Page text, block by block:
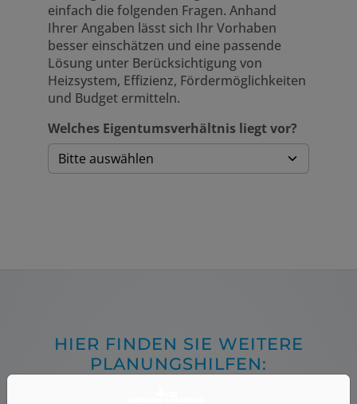
einfach die folgenden Fragen. Anhand
Ihrer Angaben lässt sich Ihr Vorhaben
besser einschätzen und eine passende
Lösung unter Berücksichtigung von
Heizsystem, Effizienz, Fördermöglichkeiten
und Budget ermitteln.
Welches Eigentumsverhältnis liegt vor?
HIER FINDEN SIE WEITERE
PLANUNGSHILFEN: